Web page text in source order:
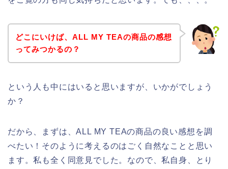
どこにいけば、ALL MY TEAの商品の感想
ってみつかるの？
という人も中にはいると思いますが、いかがでしょう
か？
だから、まずは、ALL MY TEAの商品の良い感想を調
べたい！そのように考えるのはごく自然なことと思い
ます。私も全く同意見でした。なので、私自身、とり